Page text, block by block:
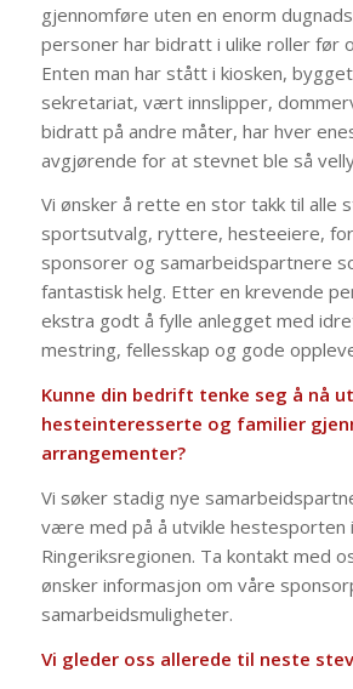
gjennomføre uten en enorm
personer har bidratt i ulike roller før
Enten man har stått i kiosken,
sekretariat, vært innslipper,
bidratt på andre måter, har hver
avgjørende for at stevnet ble så
Vi ønsker å rette en stor takk til alle
sportsutvalg, ryttere, hesteeiere,
sponsorer og samarbeidspartnere
fantastisk helg. Etter en krevende
ekstra godt å fylle anlegget med
mestring, fellesskap og gode
Kunne din bedrift tenke seg å nå
hesteinteresserte og familier
arrangementer?
Vi søker stadig nye
være med på å utvikle hestesporten i
Ringeriksregionen. Ta kontakt med
ønsker informasjon om våre
samarbeidsmuligheter.
Vi gleder oss allerede til neste